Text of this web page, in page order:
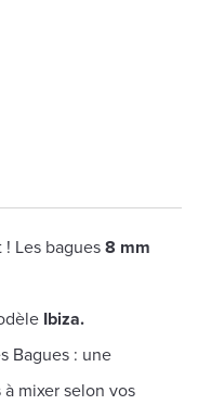
! Les bagues 8 mm
Ibiza.
Bagues : une
mixer selon vos